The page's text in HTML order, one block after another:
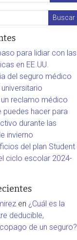
para lidiar con las
en EE.UU.
del seguro médico
reclamo médico
puedes hacer para
durante las
invierno
del plan Student
ciclo escolar 2024-
en ¿Cuál es la
deducible,
de un seguro?